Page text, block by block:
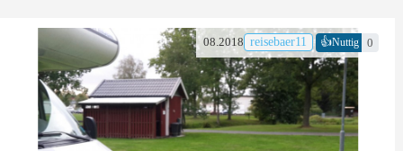
08.2018 reisebaer11 👍Nuttig 0